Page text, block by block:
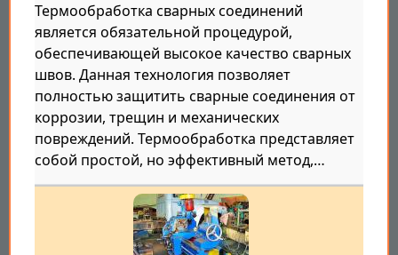
Термообработка сварных соединений
является обязательной процедурой,
обеспечивающей высокое качество сварных
швов. Данная технология позволяет
полностью защитить сварные соединения от
коррозии, трещин и механических
повреждений. Термообработка представляет
собой простой, но эффективный метод,…